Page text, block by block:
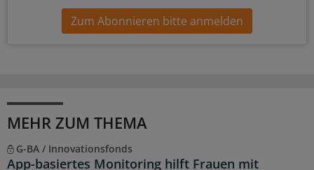
Zum Abonnieren bitte anmelden
MEHR ZUM THEMA
G-BA / Innovationsfonds
App-basiertes Monitoring hilft Frauen mit